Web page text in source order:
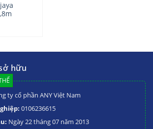
hữu
ty cổ phần ANY Việt Nam
0106236615
Ngày 22 tháng 07 năm 2013